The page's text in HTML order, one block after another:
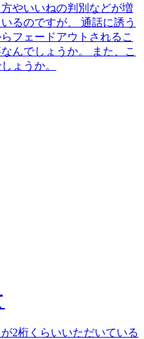
やいいねの判別などが増
るのですが、 通話に誘う
フェードアウトされるこ
んでしょうか。 また、こ
ょうか。
2桁くらいいただいている